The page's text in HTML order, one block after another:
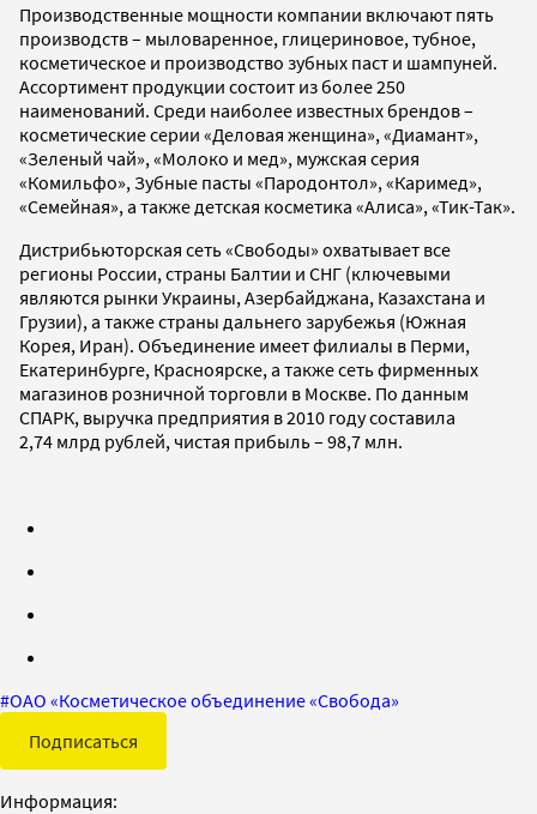
Производственные мощности компании включают пять
производств – мыловаренное, глицериновое, тубное,
косметическое и производство зубных паст и шампуней.
Ассортимент продукции состоит из более 250
наименований. Среди наиболее известных брендов –
косметические серии «Деловая женщина», «Диамант»,
«Зеленый чай», «Молоко и мед», мужская серия
«Комильфо», Зубные пасты «Пародонтол», «Каримед»,
«Семейная», а также детская косметика «Алиса», «Тик-Так».
Дистрибьюторская сеть «Свободы» охватывает все
регионы России, страны Балтии и СНГ (ключевыми
являются рынки Украины, Азербайджана, Казахстана и
Грузии), а также страны дальнего зарубежья (Южная
Корея, Иран). Объединение имеет филиалы в Перми,
Екатеринбурге, Красноярске, а также сеть фирменных
магазинов розничной торговли в Москве. По данным
СПАРК, выручка предприятия в 2010 году составила
2,74 млрд рублей, чистая прибыль – 98,7 млн.
#ОАО «Косметическое объединение «Свобода»
Подписаться
Информация: